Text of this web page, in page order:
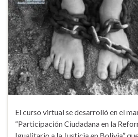
El curso virtual se desarrolló en el
“Participación Ciudadana en la